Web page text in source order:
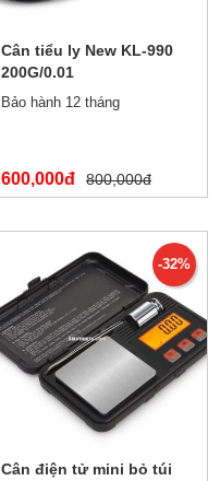
Cân tiểu ly New KL-990
200G/0.01
Bảo hành 12 tháng
600,000đ 800,000đ
-32%
Cân điện tử mini bỏ túi